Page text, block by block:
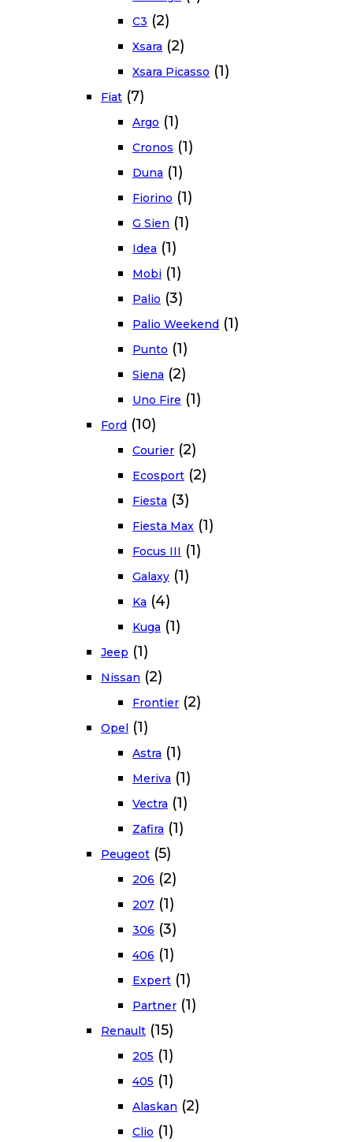
C3 (2)
Xsara (2)
Xsara Picasso (1)
Fiat (7)
Argo (1)
Cronos (1)
Duna (1)
Fiorino (1)
G Sien (1)
Idea (1)
Mobi (1)
Palio (3)
Palio Weekend (1)
Punto (1)
Siena (2)
Uno Fire (1)
Ford (10)
Courier (2)
Ecosport (2)
Fiesta (3)
Fiesta Max (1)
Focus III (1)
Galaxy (1)
Ka (4)
Kuga (1)
Jeep (1)
Nissan (2)
Frontier (2)
Opel (1)
Astra (1)
Meriva (1)
Vectra (1)
Zafira (1)
Peugeot (5)
206 (2)
207 (1)
306 (3)
406 (1)
Expert (1)
Partner (1)
Renault (15)
205 (1)
405 (1)
Alaskan (2)
Clio (1)